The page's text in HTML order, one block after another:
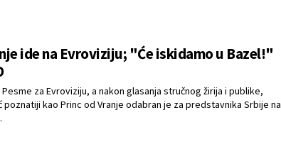
ide na Evroviziju; "Će iskidamo u Bazel!"
za Evroviziju, a nakon glasanja stručnog žirija i publike,
kao Princ od Vranje odabran je za predstavnika Srbije na